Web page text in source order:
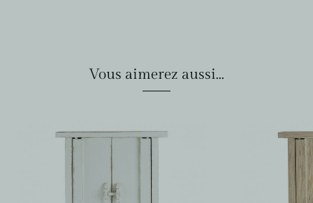
Vous aimerez aussi...